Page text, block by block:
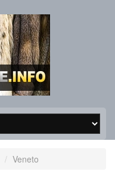
Veneto